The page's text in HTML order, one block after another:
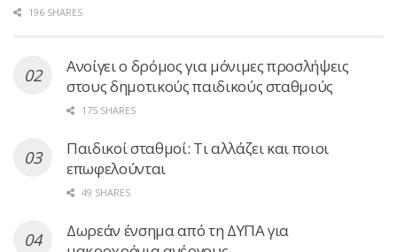
196 SHARES
Ανοίγει ο δρόμος για μόνιμες προσλήψεις
στους δημοτικούς παιδικούς σταθμούς
175 SHARES
Παιδικοί σταθμοί: Τι αλλάζει και ποιοι
επωφελούνται
49 SHARES
Δωρεάν ένσημα από τη ΔΥΠΑ για